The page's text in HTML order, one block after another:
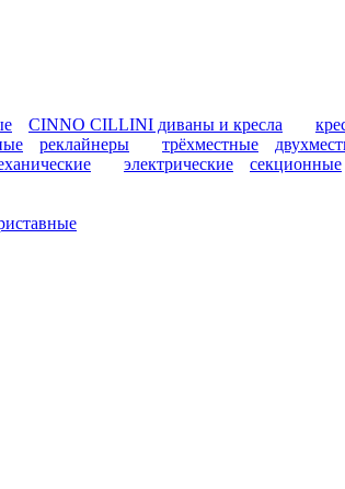
CINNO CILLINI диваны и кресла
реклайнеры трёхместные
электрические
секционные